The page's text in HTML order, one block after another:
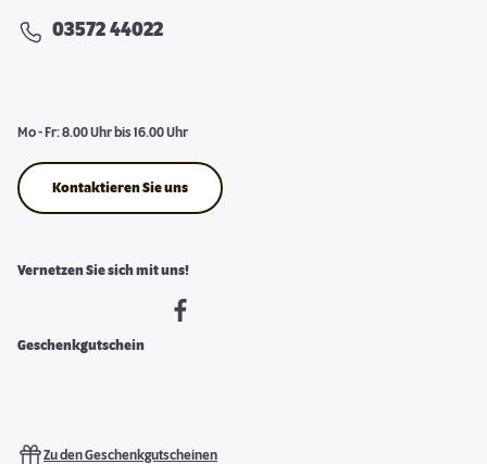
03572 44022
Mo - Fr: 8.00 Uhr bis 16.00 Uhr
Kontaktieren Sie uns
Vernetzen Sie sich mit uns!
Geschenkgutschein
Zu den Geschenkgutscheinen